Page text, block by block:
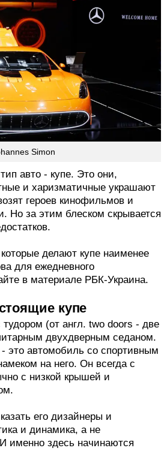
Simon
авто - купе. Это они,
и харизматичные украшают
героев кинофильмов и
Но за этим блеском скрывается
делают купе наименее
для ежедневного
в материале РБК-Украина.
купе
(от англ. two doors - две
двухдверным седаном.
это автомобиль со спортивным
на него. Он всегда с
с низкой крышей и
его дизайнеры и
и динамика, а не
именно здесь начинаются